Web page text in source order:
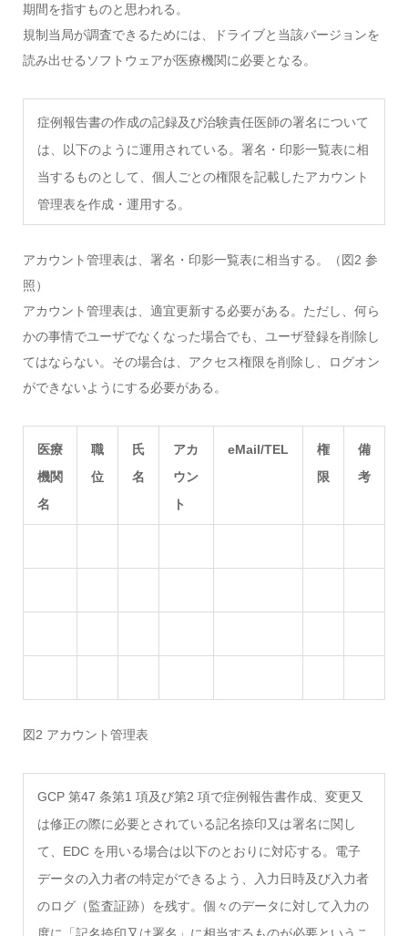
期間を指すものと思われる。
規制当局が調査できるためには、ドライブと当該バージョンを
読み出せるソフトウェアが医療機関に必要となる。
症例報告書の作成の記録及び治験責任医師の署名について
は、以下のように運用されている。署名・印影一覧表に相
当するものとして、個人ごとの権限を記載したアカウント
管理表を作成・運用する。
アカウント管理表は、署名・印影一覧表に相当する。（図2 参
照）
アカウント管理表は、適宜更新する必要がある。ただし、何ら
かの事情でユーザでなくなった場合でも、ユーザ登録を削除し
てはならない。その場合は、アクセス権限を削除し、ログオン
ができないようにする必要がある。
医療
機関
名
職
位
氏
名
アカ
ウン
ト
eMail/TEL
権
限
備
考
図2 アカウント管理表
GCP 第47 条第1 項及び第2 項で症例報告書作成、変更又
は修正の際に必要とされている記名捺印又は署名に関し
て、EDC を用いる場合は以下のとおりに対応する。電子
データの入力者の特定ができるよう、入力日時及び入力者
のログ（監査証跡）を残す。個々のデータに対して入力の